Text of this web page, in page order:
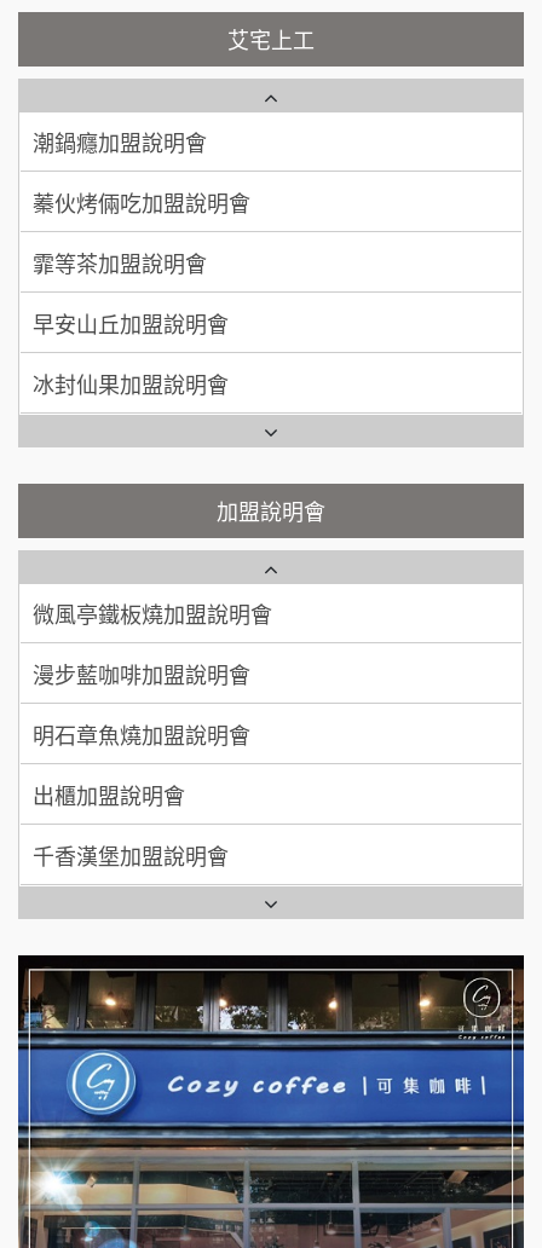
加盟預算 100萬~200萬
周 先生/小姐
加盟預算 100萬 ~150萬
徐 先生/小姐 新北市
加盟預算
何 先生/小姐
加盟預算
加盟預算
顏 先生/小姐 台北市
加盟預算
廖 先生/小姐 高雄市
加盟預算
艾宅上工
NU PASTA義大利麵加盟說明會
潮鍋癮加盟說明會
蓁伙烤倆吃加盟說明會
霏等茶加盟說明會
早安山丘加盟說明會
冰封仙果加盟說明會
Ramble Café 漫步藍咖啡加盟說明會
微風亭鐵板燒加盟說明會
鮮茶道加盟說明會
【曉妍美妝】誠徵行政櫃檯
自助洗衣店誠徵代洗收送人員(台中市)
MUSHEN徵SPA美容芳療師
日十。早午食加盟說明會
拾鑶火鍋加盟說明會
台灣G湯加盟說明會
彭富貴加盟說明會
NU PASTA義大利麵加盟說明會
潮鍋癮加盟說明會
蓁伙烤倆吃加盟說明會
加盟說明會
藍象廷泰式火鍋加盟說明會
日十。早午食加盟說明會
上宇林加盟說明會
莫尼早餐Morni加盟說明會
手作功夫茶加盟說明會
SHARE TEA歇腳亭加盟說明會
潮味決-湯滷專門店加盟說明會
鬍子茶加盟說明會
鮮茶道加盟說明會
微風亭鐵板燒加盟說明會
漫步藍咖啡加盟說明會
明石章魚燒加盟說明會
出櫃加盟說明會
千香漢堡加盟說明會
拉亞漢堡加盟說明會
杜芳子古味茶鋪加盟說明會
優握握×酸奶大獅加盟說明會
冬城門加盟說明會
拾鑶火鍋加盟說明會